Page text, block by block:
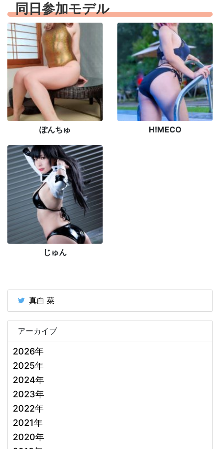
同日参加モデル
ぽんちゅ H!MECO
じゅん
真白 菜
アーカイブ
2026年
2025年
2024年
2023年
2022年
2021年
2020年